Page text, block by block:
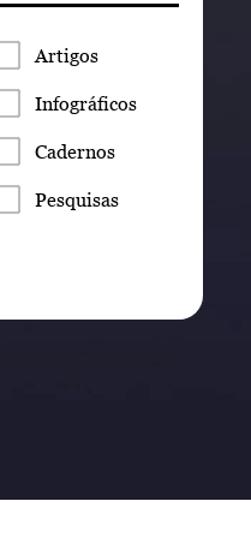
Artigos
Infográficos
Cadernos
Pesquisas